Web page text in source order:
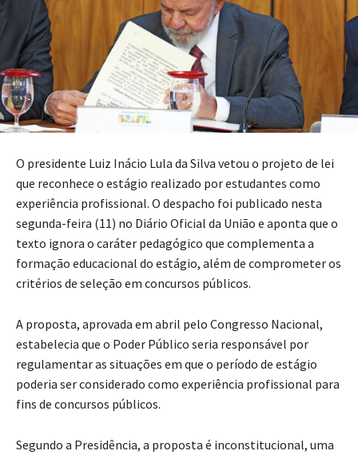
O presidente Luiz Inácio Lula da Silva vetou o projeto de lei
que reconhece o estágio realizado por estudantes como
experiência profissional. O despacho foi publicado nesta
segunda-feira (11) no Diário Oficial da União e aponta que o
texto ignora o caráter pedagógico que complementa a
formação educacional do estágio, além de comprometer os
critérios de seleção em concursos públicos.
A proposta, aprovada em abril pelo Congresso Nacional,
estabelecia que o Poder Público seria responsável por
regulamentar as situações em que o período de estágio
poderia ser considerado como experiência profissional para
fins de concursos públicos.
Segundo a Presidência, a proposta é inconstitucional, uma